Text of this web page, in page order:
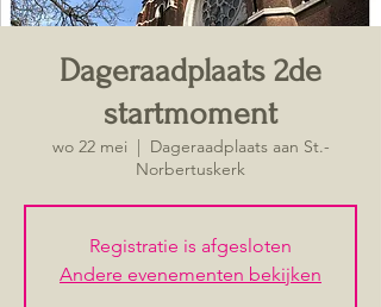
Dageraadplaats 2de
startmoment
wo 22 mei
  |
Dageraadplaats aan St.-
Norbertuskerk
Registratie is afgesloten
Andere evenementen bekijken